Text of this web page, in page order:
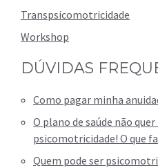
Transpsicomotricidade
Workshop
DÚVIDAS
Como pagar minha
O plano de saúde não
psicomotricidade! O que
Quem pode ser